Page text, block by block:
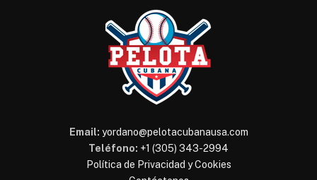
Email: yordano@pelotacubanausa.com
Teléfono: +1 (305) 343-2994
Política de Privacidad y Cookies